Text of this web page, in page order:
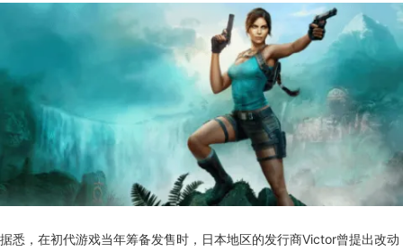
据悉，在初代游戏当年筹备发售时，日本地区的发行商Victor曾提出改动